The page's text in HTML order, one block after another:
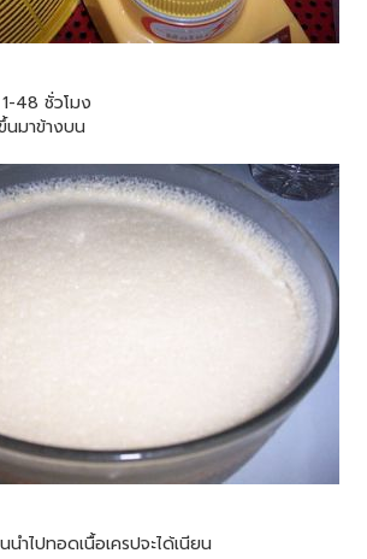
48 ชั่วโมง
มาข้างบน
ไปทอดเนื้อเครปจะได้เนียน